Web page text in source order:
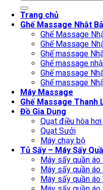
Trang chủ
Ghế Massage Nhật
Ghế Massage
Ghế Massage
Ghế massage
Ghế massage
Ghế massage
Ghế massage
Máy Massage
Ghế Massage Thanh
Đồ Gia Dụng
Quạt điều hòa
Quạt Sưởi
Máy chạy bộ
Tủ Sấy – Máy Sấy
Máy sấy quần áo
Máy sấy quần áo
Máy sấy quần